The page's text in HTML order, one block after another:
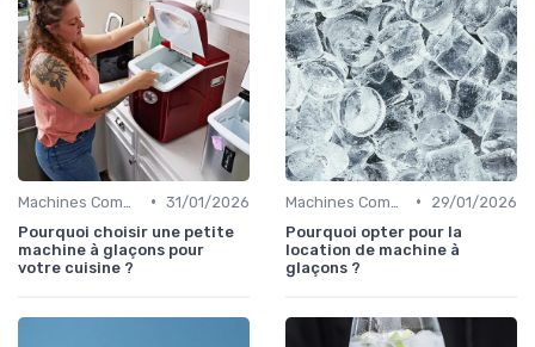
• 31/01/2026
Pourquoi choisir une petite
machine à glaçons pour
votre cuisine ?
•
29/01/2026
Pourquoi opter pour la
location de machine à
glaçons ?